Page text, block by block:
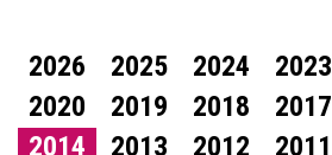
2026 2025 2024 2023
2020
2019 2018 2017
2014
2013 2012 2011